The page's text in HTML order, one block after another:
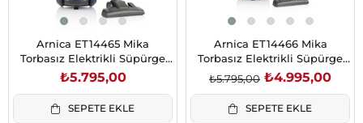
Arnica ET14465 Mika
Torbasız Elektrikli Süpürge
Lacivert
₺5.795,00
SEPETE EKLE
Arnica ET14466 Mika
Torbasız Elektrikli Süpürge
Kahve 2,5 L Toz Hazneli
₺4.995,00
₺5.795,00
SEPETE EKLE